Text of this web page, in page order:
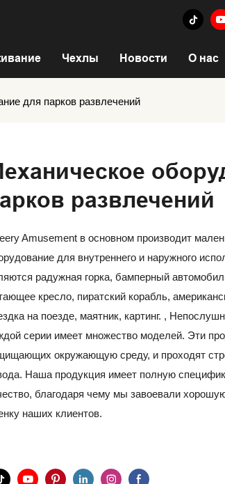
Чехлы Новости О нас
для парков развлечений
развлечений
Amusement в основном производит
для внутреннего и наружного
радужная горка, бамперный
кресло, пиратский корабль,
на поезде, маятник, картинг. ,
серии имеет множество моделей. Эти
окружающую среду, и проходят
Наша продукция имеет полную
благодаря чему мы завоевали
наших клиентов.